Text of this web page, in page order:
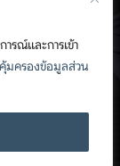
รณ์และการเข้า
มครองข้อมูลส่วน
ม มหาวิทยาลัย